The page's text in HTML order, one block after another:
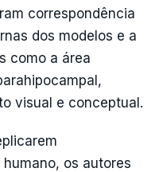
correspondência
dos modelos e a
como a área
visual e conceptual.
os autores